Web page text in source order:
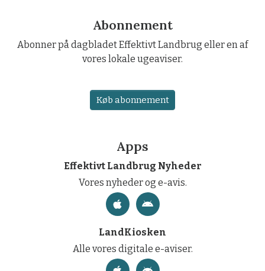
Abonnement
Abonner på dagbladet Effektivt Landbrug eller en af
vores lokale ugeaviser.
Køb abonnement
Apps
Effektivt Landbrug Nyheder
Vores nyheder og e-avis.
LandKiosken
Alle vores digitale e-aviser.